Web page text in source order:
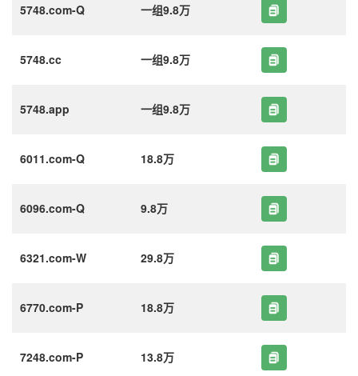
5748.com-Q 一组9.8万
5748.cc 一组9.8万
5748.app 一组9.8万
6011.com-Q 18.8万
6096.com-Q 9.8万
6321.com-W 29.8万
6770.com-P 18.8万
7248.com-P 13.8万